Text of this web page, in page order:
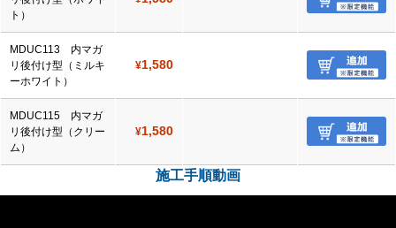
ト）
MDUC113 内マガ
リ後付け型（ミルキ
ーホワイト）
¥1,580
MDUC115 内マガ
リ後付け型（クリー
ム）
¥1,580
施工手順動画